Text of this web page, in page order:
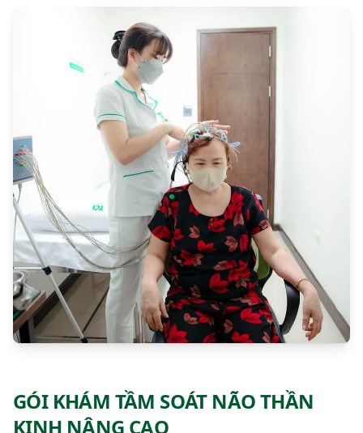
GÓI KHÁM TẦM SOÁT NÃO THẦN
KINH NÂNG CAO